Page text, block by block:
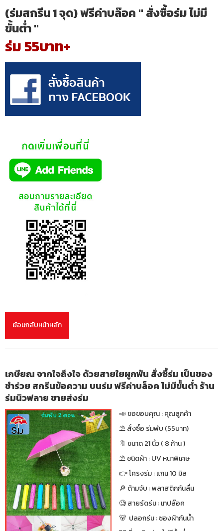
(ร่มสกรีน 1 จุด) ฟรีค่าบล๊อค " สั่งซื้อร่ม ไม่มี
ขั้นต่ำ "
ร่ม 55บาท+
ย้อนกลับหน้าหลัก
เกษียณ จากใจถึงใจ ด้วยสายใยผูกพัน สั่งซื้ร่ม เป็นของ
ชำร่วย สกรีนข้อความ บนร่ม ฟรีค่าบล็อค ไม่มีขั้นต่ำ ร้าน
ร่มนิวฟลาย ขายส่งร่ม
📣 ขอขอบคุณ : คุณลูกค้า
⛱ สั่งซื้อ ร่มพับ (55บาท)
🔖 ขนาด 21 นิ้ว ( 8 ก้าน )
⛱ ชนิดผ้า : UV หนาพิเศษ
👉 โครงร่ม : แกน 10 มิล
🔎 ด้ามจับ : พลาสติกกันลื่น
🧐 สายรัดร่ม : เทปล๊อค
🐻 ปลอกร่ม : ซองผ้ากันน้ำ